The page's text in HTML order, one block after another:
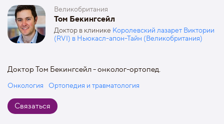
Великобритания
Том Бекингсейл
Доктор в клинике Королевский лазарет Виктории
(RVI) в Ньюкасл-апон-Тайн (Великобритания)
Доктор Том Бекингсейл - онколог-ортопед.
Онкология Ортопедия и травматология
Связаться